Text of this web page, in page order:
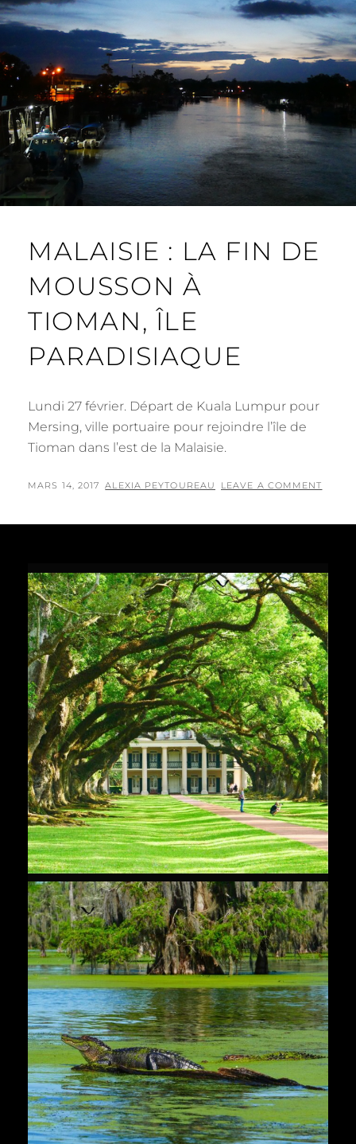
MALAISIE : LA FIN DE
MOUSSON À
TIOMAN, ÎLE
PARADISIAQUE
Lundi 27 février. Départ de Kuala Lumpur pour
Mersing, ville portuaire pour rejoindre l’île de
Tioman dans l’est de la Malaisie.
POSTED
MARS 14, 2017 BY
ALEXIA PEYTOUREAU LEAVE A COMMENT